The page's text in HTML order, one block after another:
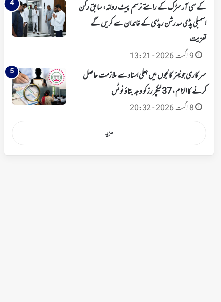
کے سی آر سڑک کے راستے نرسم پیٹ روانہ، سابق رکن
اسمبلی پڈی سدرشن ریڈی کے خاندان سے کریں گے
تعزیت
9 اگست 2026 - 13:21
سرکاری جونیئر کالجوں میں جعلی اسناد سے ملازمت حاصل
کرنے کا الزام، 37 لیکچررز کو وجہ بتاؤ نوٹس
8 اگست 2026 - 20:32
مزید